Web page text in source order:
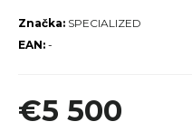
Značka: SPECIALIZED
EAN: -
€5 500
X 3.0
GLOSS